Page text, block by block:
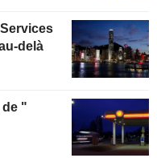
delà